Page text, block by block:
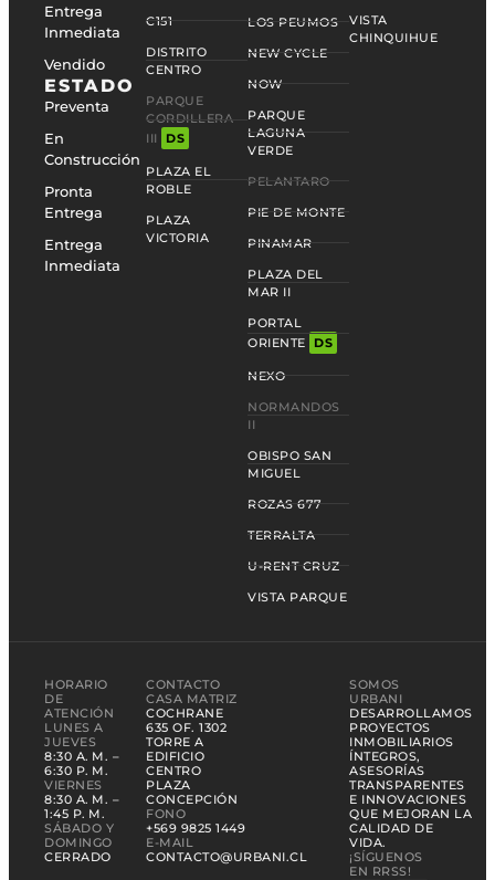
Entrega
Inmediata
Vendido
ESTADO
Preventa
En
Construcción
Pronta
Entrega
Entrega
Inmediata
C151
DISTRITO
CENTRO
PARQUE
CORDILLERA
III
DS
PLAZA EL
ROBLE
PLAZA
VICTORIA
LOS PEUMOS
NEW CYCLE
NOW
PARQUE
LAGUNA
VERDE
PELANTARO
PIE DE MONTE
PINAMAR
PLAZA DEL
MAR II
PORTAL
ORIENTE
DS
NEXO
NORMANDOS
II
OBISPO SAN
MIGUEL
ROZAS 677
TERRALTA
U-RENT CRUZ
VISTA PARQUE
VISTA
CHINQUIHUE
HORARIO
DE
ATENCIÓN
LUNES A
JUEVES
8:30 A. M. –
6:30 P. M.
VIERNES
8:30 A. M. –
1:45 P. M.
SÁBADO Y
DOMINGO
CERRADO
CONTACTO
CASA MATRIZ
COCHRANE
635 OF. 1302
TORRE A
EDIFICIO
CENTRO
PLAZA
CONCEPCIÓN
FONO
+569 9825 1449
E-MAIL
CONTACTO@URBANI.CL
SOMOS
URBANI
DESARROLLAMOS
PROYECTOS
INMOBILIARIOS
ÍNTEGROS,
ASESORÍAS
TRANSPARENTES
E INNOVACIONES
QUE MEJORAN LA
CALIDAD DE
VIDA.
¡SÍGUENOS
EN RRSS!